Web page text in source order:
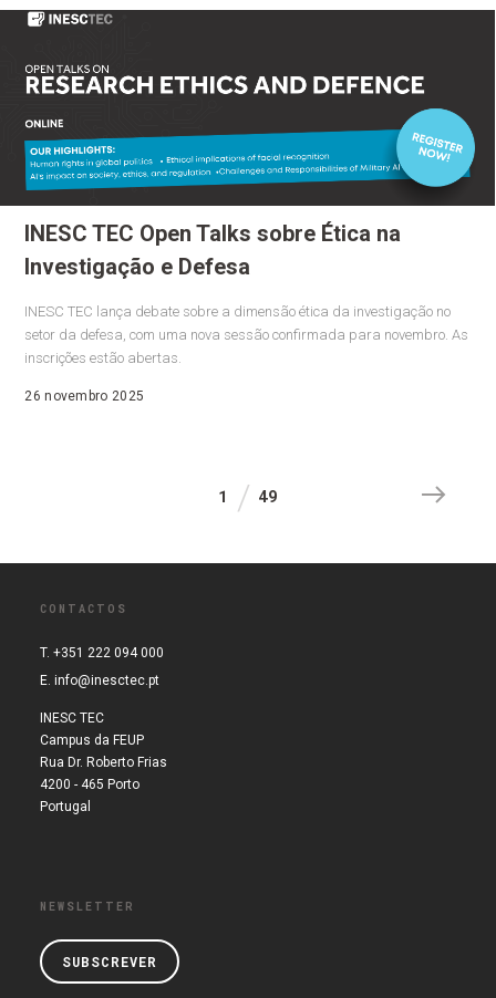
INESC TEC Open Talks sobre Ética na
Investigação e Defesa
INESC TEC lança debate sobre a dimensão ética da investigação no
setor da defesa, com uma nova sessão confirmada para novembro. As
inscrições estão abertas.
26 novembro 2025
1 49
CONTACTOS
T. +351 222 094 000
E. info@inesctec.pt
INESC TEC
Campus da FEUP
Rua Dr. Roberto Frias
4200 - 465 Porto
Portugal
NEWSLETTER
SUBSCREVER